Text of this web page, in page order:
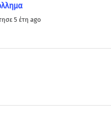
5 έτη ago